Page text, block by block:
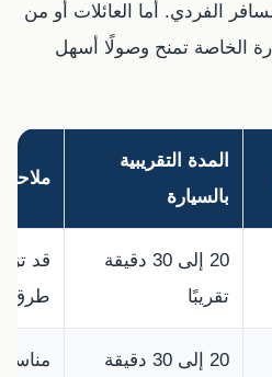
الفردي. أما العائلات أو من
الخاصة تمنح وصولًا أسهل
المدة التقريبية
بالسيارة
20 إلى 30 دقيقة
تقريبًا
قد
طرق.
20 إلى 30 دقيقة